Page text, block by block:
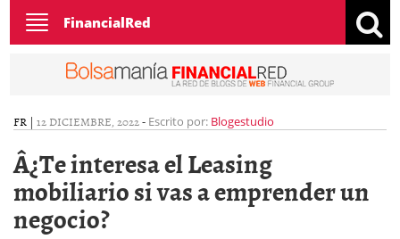
Toggle
navigation
FinancialRed
FR | 12 DICIEMBRE, 2022- Escrito por: Blogestudio
Â¿Te interesa el Leasing
mobiliario si vas a emprender un
negocio?